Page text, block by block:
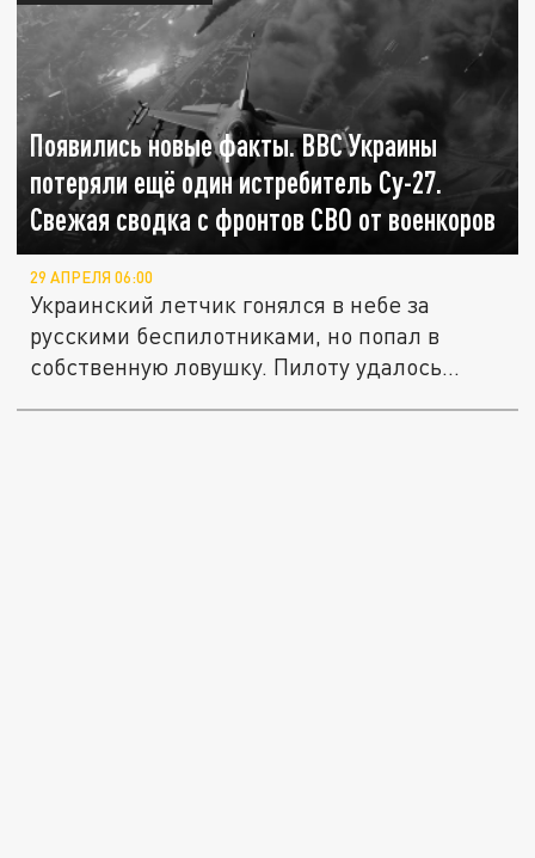
Появились новые факты. ВВС Украины
потеряли ещё один истребитель Су-27.
Свежая сводка с фронтов СВО от военкоров
29 АПРЕЛЯ 06:00
Украинский летчик гонялся в небе за
русскими беспилотниками, но попал в
собственную ловушку. Пилоту удалось...